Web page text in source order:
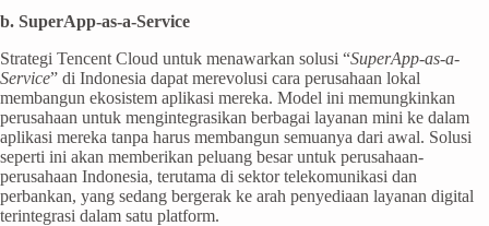
b. SuperApp-as-a-Service
Strategi Tencent Cloud untuk menawarkan solusi “SuperApp-as-a-
Service” di Indonesia dapat merevolusi cara perusahaan lokal
membangun ekosistem aplikasi mereka. Model ini memungkinkan
perusahaan untuk mengintegrasikan berbagai layanan mini ke dalam
aplikasi mereka tanpa harus membangun semuanya dari awal. Solusi
seperti ini akan memberikan peluang besar untuk perusahaan-
perusahaan Indonesia, terutama di sektor telekomunikasi dan
perbankan, yang sedang bergerak ke arah penyediaan layanan digital
terintegrasi dalam satu platform.